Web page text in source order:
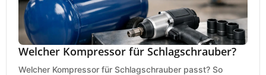
Welcher Kompressor für Schlagschrauber?
Welcher Kompressor für Schlagschrauber passt? So